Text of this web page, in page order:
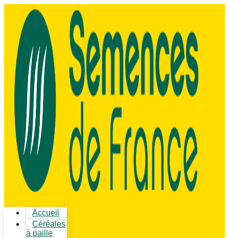
Accueil
Céréales
à paille